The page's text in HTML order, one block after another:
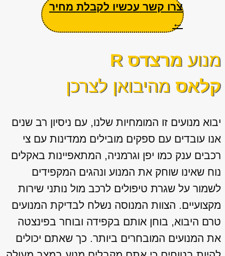
צרו קשר עכשיו לקבלת מחיר
←
מנוע
מרצדס R
קלאס מהיבואן לצרכן
יבוא מנועים זו המומחיות שלנו, עם ניסיון רב שנים
אנו עובדים עם ספקים מובילים ממדינות עם צי
רכבים ענק כמו יפן וגרמניה, המתאפיינות באקלים
נוח שאינו שוחק את המנוע ונהגים המקפידים
לשמור על שגרת טיפולים לרכב מול נותני שירות
מקצועיים. הצוות המנוסה נשלח לבדיקת המנועים
טרם היבוא, בוחן אותם בקפידה ובוחר בפינצטה
את המנועים המובחרים ביותר. כך שאתם יכולים